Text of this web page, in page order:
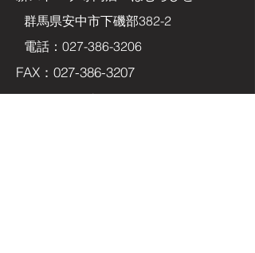
群馬県安中市下磯部382-2
電話：027-386-3206
FAX：027-386-3207
Eメールアドレス